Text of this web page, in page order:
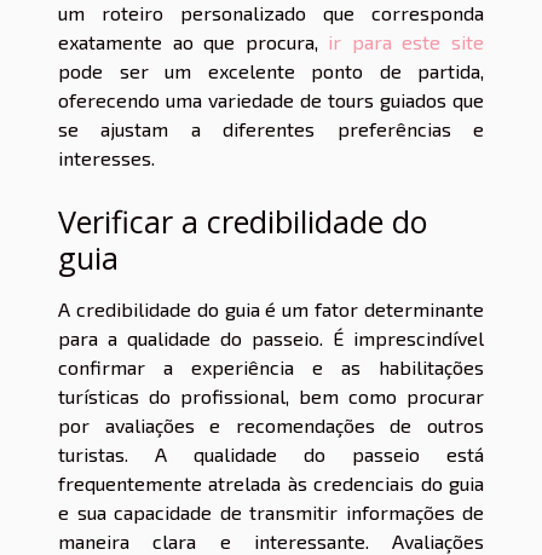
um roteiro personalizado que corresponda
exatamente ao que procura, ir para este site
pode ser um excelente ponto de partida,
oferecendo uma variedade de tours guiados que
se ajustam a diferentes preferências e
interesses.
Verificar a credibilidade do
guia
A credibilidade do guia é um fator determinante
para a qualidade do passeio. É imprescindível
confirmar a experiência e as habilitações
turísticas do profissional, bem como procurar
por avaliações e recomendações de outros
turistas. A qualidade do passeio está
frequentemente atrelada às credenciais do guia
e sua capacidade de transmitir informações de
maneira clara e interessante. Avaliações